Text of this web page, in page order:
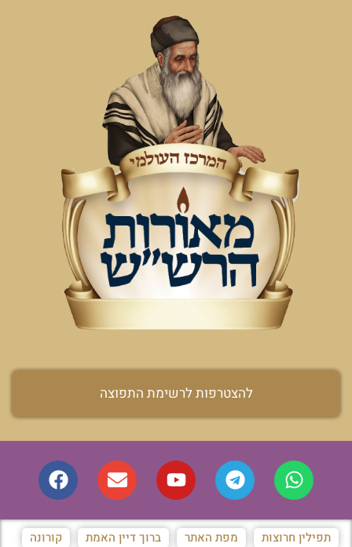
להצטרפות לרשימת התפוצה
תפילין חרוצות מפת האתר ברוך דיין האמת קורונה